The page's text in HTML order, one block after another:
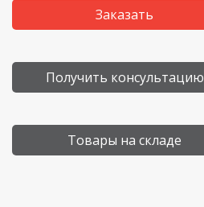
Заказать
Получить консультацию
Товары на складе